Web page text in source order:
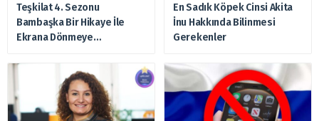
Teşkilat 4. Sezonu
Bambaşka Bir Hikaye İle
Ekrana Dönmeye
En Sadık Köpek Cinsi Akita
İnu Hakkında Bilinmesi
Gerekenler